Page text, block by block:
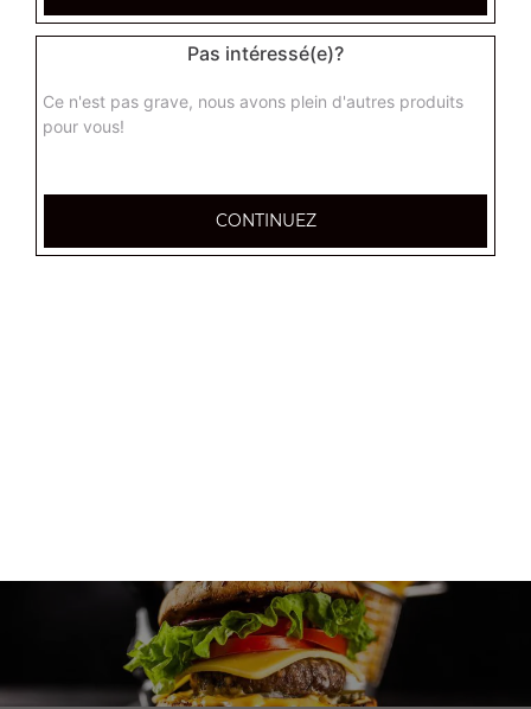
Nos Pâtes à Composer
pâtes sauce tomate, pâtes sauce crème, pâtes sauce pesto,
Pas intéressé(e)?
Ce n'est pas grave, nous avons plein d'autres produits
pour vous!
CONTINUEZ